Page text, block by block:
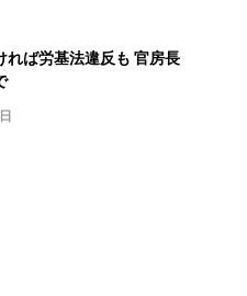
れば労基法違反も 官房長